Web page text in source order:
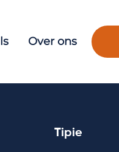
Over ons
Tipie